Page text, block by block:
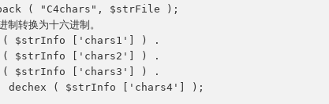
( "C4chars", $strFile );
转换为十六进制。
( $strInfo ['chars1'] ) .
( $strInfo ['chars2'] ) .
( $strInfo ['chars3'] ) .